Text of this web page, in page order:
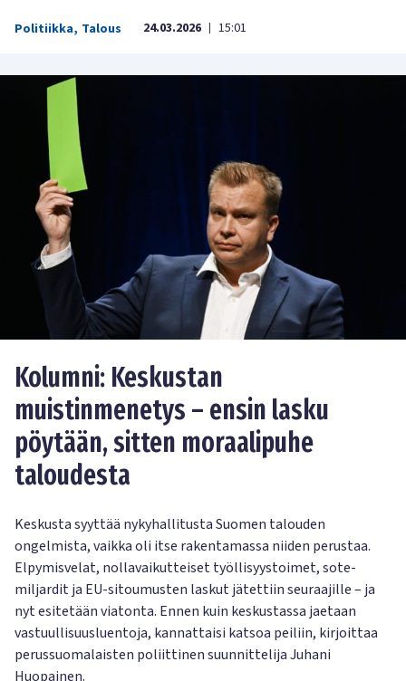
Politiikka, Talous 24.03.2026 | 15:01
Kolumni: Keskustan
muistinmenetys – ensin lasku
pöytään, sitten moraalipuhe
taloudesta
Keskusta syyttää nykyhallitusta Suomen talouden
ongelmista, vaikka oli itse rakentamassa niiden perustaa.
Elpymisvelat, nollavaikutteiset työllisyystoimet, sote-
miljardit ja EU-sitoumusten laskut jätettiin seuraajille – ja
nyt esitetään viatonta. Ennen kuin keskustassa jaetaan
vastuullisuusluentoja, kannattaisi katsoa peiliin, kirjoittaa
perussuomalaisten poliittinen suunnittelija Juhani
Huopainen.